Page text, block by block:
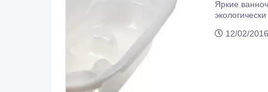
Яркие
экологически чистых материалов, она легкая
12/02/